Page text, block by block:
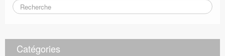
Catégories